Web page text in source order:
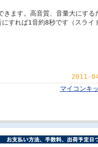
きます。高音質、音量大にする
すれば1音約8秒です（スライ
2011-
マイコンキ